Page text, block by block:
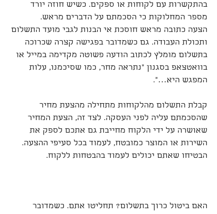
בהתקשרות עם לקוחות או ספקים. כשיש חוזה יורד
מספר המחלוקות כי הסכמתם על הדברים מראש.
הצעה כתובה מראש חוסכת אי הבנות לגבי מועד התשלום
ותכולת העבודה. גם כשמדובר בפגישה קצרה שכרוכה
בתשלום מומלץ לכתוב הודעה פשוטה מקדימה במייל או
בוואטצאפ בסגנון "נתראה מחר, כמו שסיכמנו, עלות
המפגש היא…".
קבלת התשלום מהלקוחות מתחילה מהצעת מחיר
שהסכמתם עליה לפני העסקה. לצד זה, הצעת המחיר
שאושרה על ידי הלקוח מחייבת גם אתכם לספק את
השירות או המוצר כמובטח, לעמוד בכל סעיפי ההצעה.
הבטיחו שאתם יכולים לעמוד בהבטחות ללקוח.
האם ביטול כרוך בתשלום? תחליטו אתם. כשמדובר